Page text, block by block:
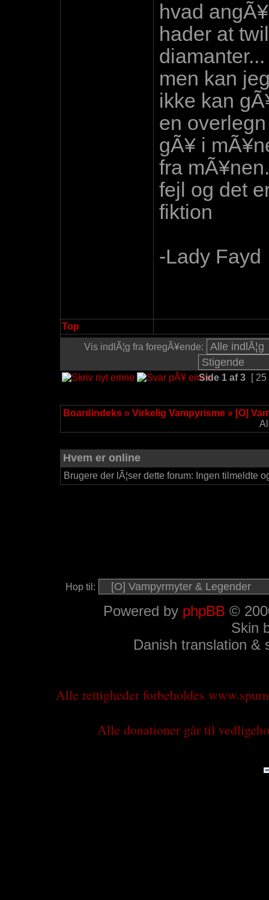
hvad
hader at
men kan
ikke kan
en
gÃ¥ i
fra
fejl og det
fiktion
-Lady Fayd
Top
Vis indlÃ¦g fra foregÃ¥ende:
Side 1 af3 [
Boardindeks » Virkelig Vampyrisme » [O]
Hvem er online
Brugere der lÃ¦ser dette forum: Ingen tilmeldte
Hop til:
Powered by phpBB ©
Skin
Danish translation &
Alle rettigheder forbeholdes
Alle donationer går til